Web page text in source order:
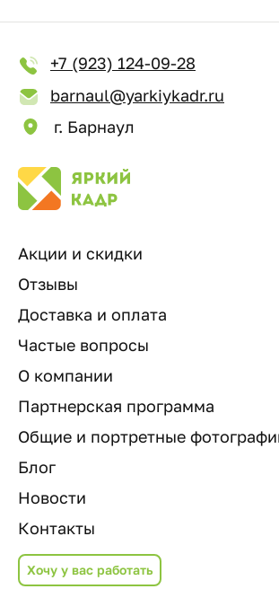
+7 (923) 124-09-28
barnaul@yarkiykadr.ru
г. Барнаул
Акции и скидки
Отзывы
Доставка и оплата
Частые вопросы
О компании
Партнерская программа
Общие и портретные
Блог
Новости
Контакты
Хочу у вас работать